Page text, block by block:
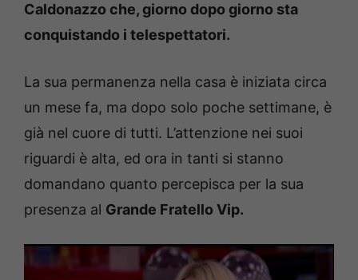
Caldonazzo che, giorno dopo giorno sta
conquistando i telespettatori.
La sua permanenza nella casa è iniziata circa
un mese fa, ma dopo solo poche settimane, è
già nel cuore di tutti. L’attenzione nei suoi
riguardi è alta, ed ora in tanti si stanno
domandano quanto percepisca per la sua
presenza al Grande Fratello Vip.